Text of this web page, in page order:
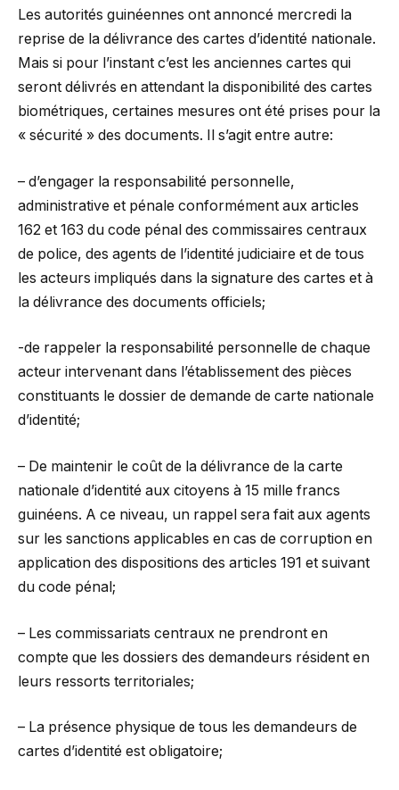
Les autorités guinéennes ont annoncé mercredi la
reprise de la délivrance des cartes d’identité nationale.
Mais si pour l’instant c’est les anciennes cartes qui
seront délivrés en attendant la disponibilité des cartes
biométriques, certaines mesures ont été prises pour la
« sécurité » des documents. Il s’agit entre autre:
– d’engager la responsabilité personnelle,
administrative et pénale conformément aux articles
162 et 163 du code pénal des commissaires centraux
de police, des agents de l’identité judiciaire et de tous
les acteurs impliqués dans la signature des cartes et à
la délivrance des documents officiels;
-de rappeler la responsabilité personnelle de chaque
acteur intervenant dans l’établissement des pièces
constituants le dossier de demande de carte nationale
d’identité;
– De maintenir le coût de la délivrance de la carte
nationale d’identité aux citoyens à 15 mille francs
guinéens. A ce niveau, un rappel sera fait aux agents
sur les sanctions applicables en cas de corruption en
application des dispositions des articles 191 et suivant
du code pénal;
– Les commissariats centraux ne prendront en
compte que les dossiers des demandeurs résident en
leurs ressorts territoriales;
– La présence physique de tous les demandeurs de
cartes d’identité est obligatoire;